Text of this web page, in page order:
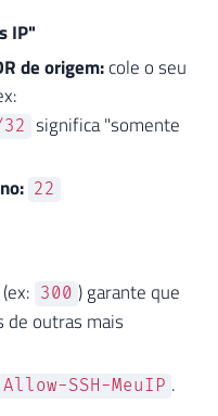
IP"
de origem:cole o seu
significa "somente
22
300 ) garante que
de outras mais
Allow-SSH-MeuIP .